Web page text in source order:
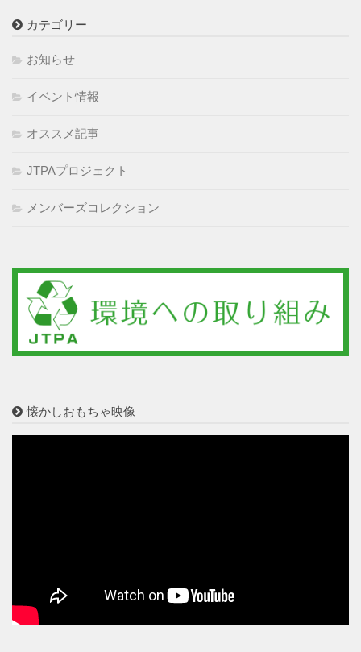
カテゴリー
お知らせ
イベント情報
オススメ記事
JTPAプロジェクト
メンバーズコレクション
懐かしおもちゃ映像